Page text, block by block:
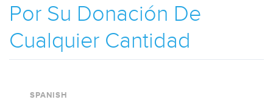
Por Su Donación De
Cualquier Cantidad
SPANISH